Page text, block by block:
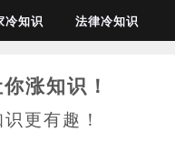
冷知识 法律冷知识
涨知识！
更有趣！